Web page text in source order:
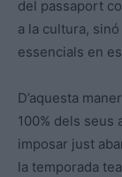
del passaport
a la cultura,
essencials en
D’aquesta
100% dels seus
imposar just
la temporada